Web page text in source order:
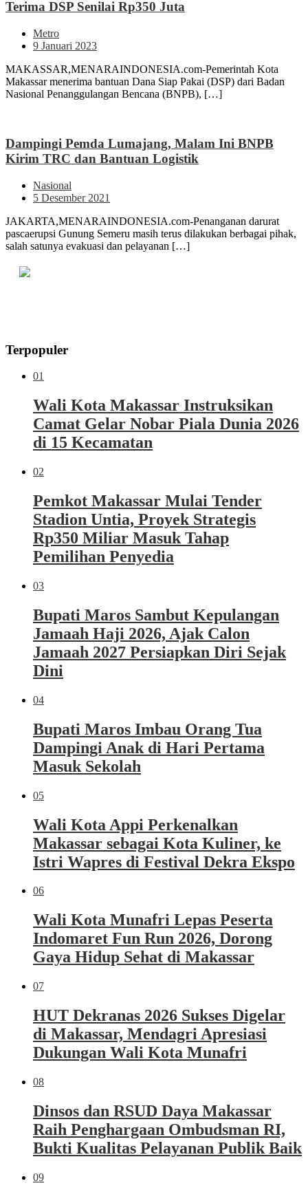
Terima DSP Senilai Rp350 Juta
Metro
9 Januari 2023
MAKASSAR,MENARAINDONESIA.com-Pemerintah Kota
Makassar menerima bantuan Dana Siap Pakai (DSP) dari Badan
Nasional Penanggulangan Bencana (BNPB), […]
Dampingi Pemda Lumajang, Malam Ini BNPB
Kirim TRC dan Bantuan Logistik
Nasional
5 Desember 2021
JAKARTA,MENARAINDONESIA.com-Penanganan darurat
pascaerupsi Gunung Semeru masih terus dilakukan berbagai pihak,
salah satunya evakuasi dan pelayanan […]
Terpopuler
01
Wali Kota Makassar Instruksikan
Camat Gelar Nobar Piala Dunia 2026
di 15 Kecamatan
02
Pemkot Makassar Mulai Tender
Stadion Untia, Proyek Strategis
Rp350 Miliar Masuk Tahap
Pemilihan Penyedia
03
Bupati Maros Sambut Kepulangan
Jamaah Haji 2026, Ajak Calon
Jamaah 2027 Persiapkan Diri Sejak
Dini
04
Bupati Maros Imbau Orang Tua
Dampingi Anak di Hari Pertama
Masuk Sekolah
05
Wali Kota Appi Perkenalkan
Makassar sebagai Kota Kuliner, ke
Istri Wapres di Festival Dekra Ekspo
06
Wali Kota Munafri Lepas Peserta
Indomaret Fun Run 2026, Dorong
Gaya Hidup Sehat di Makassar
07
HUT Dekranas 2026 Sukses Digelar
di Makassar, Mendagri Apresiasi
Dukungan Wali Kota Munafri
08
Dinsos dan RSUD Daya Makassar
Raih Penghargaan Ombudsman RI,
Bukti Kualitas Pelayanan Publik Baik
09